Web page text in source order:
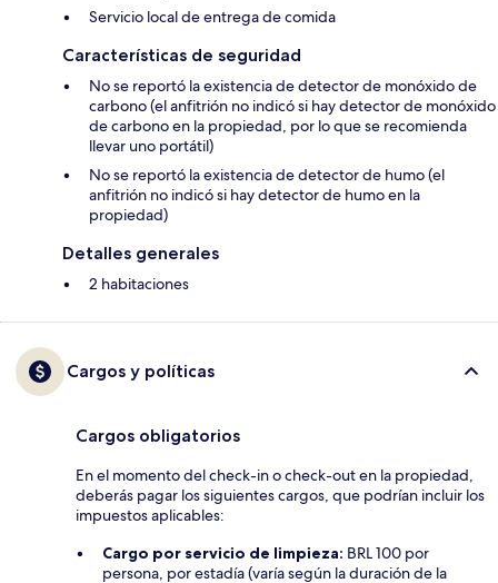
Servicio local de entrega de comida
Características de seguridad
No se reportó la existencia de detector de monóxido de
carbono (el anfitrión no indicó si hay detector de monóxido
de carbono en la propiedad, por lo que se recomienda
llevar uno portátil)
No se reportó la existencia de detector de humo (el
anfitrión no indicó si hay detector de humo en la
propiedad)
Detalles generales
2 habitaciones
Cargos y políticas
Cargos obligatorios
En el momento del check-in o check-out en la propiedad,
deberás pagar los siguientes cargos, que podrían incluir los
impuestos aplicables:
Cargo por servicio de limpieza: BRL 100 por
persona, por estadía (varía según la duración de la